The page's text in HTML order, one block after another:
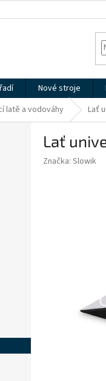
Nové stroje
latě a vodováhy Lať
Lať
Značka: Slowik